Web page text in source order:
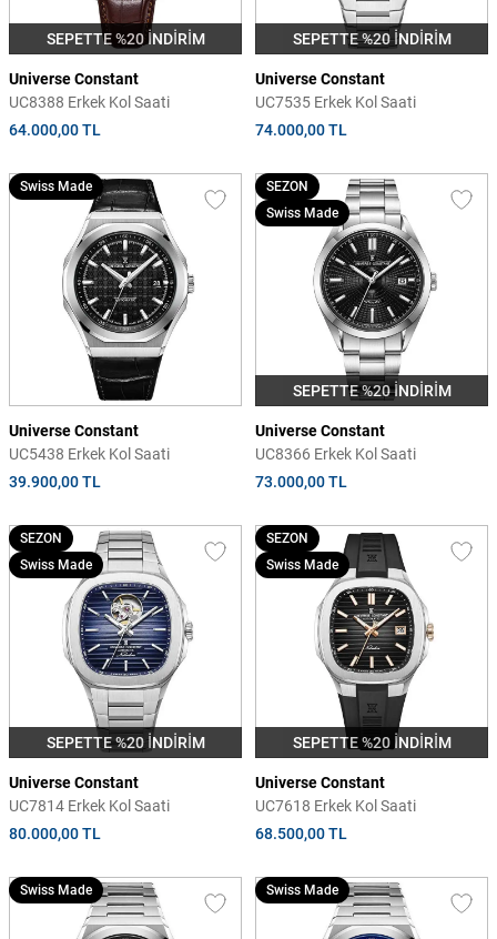
SEPETTE %20 İNDİRİM
Universe Constant
UC8388 Erkek Kol Saati
64.000,00 TL
SEPETTE %20 İNDİRİM
Universe Constant
UC7535 Erkek Kol Saati
74.000,00 TL
Swiss Made
Universe Constant
UC5438 Erkek Kol Saati
39.900,00 TL
SEPETTE %20 İNDİRİM
SEZON
Swiss Made
Universe Constant
UC8366 Erkek Kol Saati
73.000,00 TL
SEPETTE %20 İNDİRİM
SEZON
Swiss Made
Universe Constant
UC7814 Erkek Kol Saati
80.000,00 TL
SEPETTE %20 İNDİRİM
SEZON
Swiss Made
Universe Constant
UC7618 Erkek Kol Saati
68.500,00 TL
Swiss Made Swiss Made